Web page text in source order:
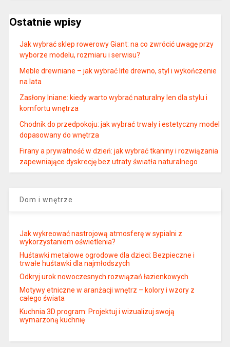
Ostatnie wpisy
Jak wybrać sklep rowerowy Giant: na co zwrócić uwagę przy
wyborze modelu, rozmiaru i serwisu?
Meble drewniane – jak wybrać lite drewno, styl i wykończenie
na lata
Zasłony lniane: kiedy warto wybrać naturalny len dla stylu i
komfortu wnętrza
Chodnik do przedpokoju: jak wybrać trwały i estetyczny model
dopasowany do wnętrza
Firany a prywatność w dzień: jak wybrać tkaniny i rozwiązania
zapewniające dyskrecję bez utraty światła naturalnego
Dom i wnętrze
Jak wykreować nastrojową atmosferę w sypialni z
wykorzystaniem oświetlenia?
Huśtawki metalowe ogrodowe dla dzieci: Bezpieczne i
trwałe huśtawki dla najmłodszych
Odkryj urok nowoczesnych rozwiązań łazienkowych
Motywy etniczne w aranżacji wnętrz – kolory i wzory z
całego świata
Kuchnia 3D program: Projektuj i wizualizuj swoją
wymarzoną kuchnię